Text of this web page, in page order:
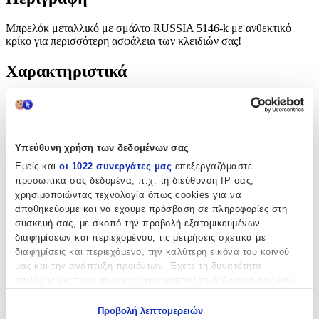
Υπεύθυνη χρήση των δεδομένων σας
Εμείς και οι 1022 συνεργάτες μας επεξεργαζόμαστε
προσωπικά σας δεδομένα, π.χ. τη διεύθυνση IP σας,
χρησιμοποιώντας τεχνολογία όπως cookies για να
αποθηκεύουμε και να έχουμε πρόσβαση σε πληροφορίες στη
συσκευή σας, με σκοπό την προβολή εξατομικευμένων
διαφημίσεων και περιεχομένου, τις μετρήσεις σχετικά με
διαφημίσεις και περιεχόμενο, την καλύτερη εικόνα του κοινού
μας και την ανάπτυξη προϊόντων. Έχετε τη δυνατότητα
Προβολή λεπτομερειών
Μπρελόκ μεταλλικό με σμάλτο RUSSIA 5146-k με ανθεκτικό
κρίκο για περισσότερη ασφάλεια των κλειδιών σας!
Χαρακτηριστικά
Τύπος
Μπρελόκ
Υλικό:
Μεταλλικό
Κατασκευαστής:
OEM
Χαρακτηριστικά
Χαρακτηριστικά